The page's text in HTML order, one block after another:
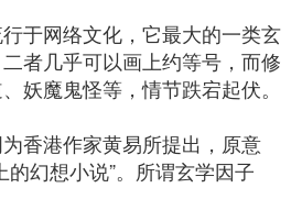
于网络文化，它最大的一类玄
者几乎可以画上约等号，而修
妖魔鬼怪等，情节跌宕起伏。
香港作家黄易所提出，原意
的幻想小说”。所谓玄学因子